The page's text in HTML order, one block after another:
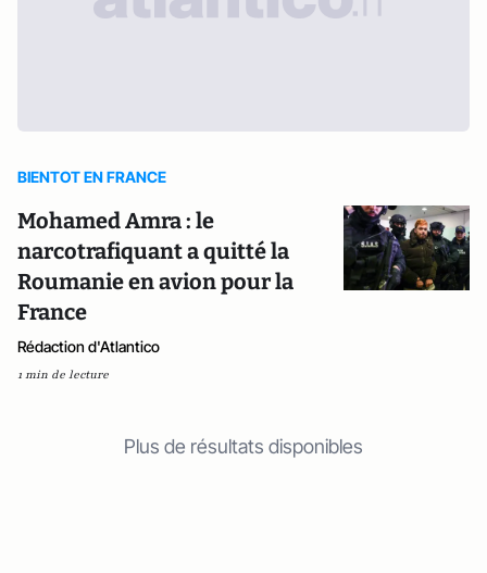
BIENTOT EN FRANCE
Mohamed Amra : le
narcotrafiquant a quitté la
Roumanie en avion pour la
France
Rédaction d'Atlantico
1 min de lecture
Plus de résultats disponibles